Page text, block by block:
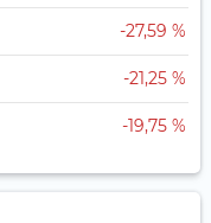
-27,59 %
-21,25 %
-19,75 %